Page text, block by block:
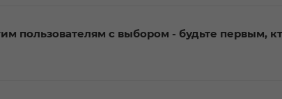
пользователям с выбором - будьте первым,